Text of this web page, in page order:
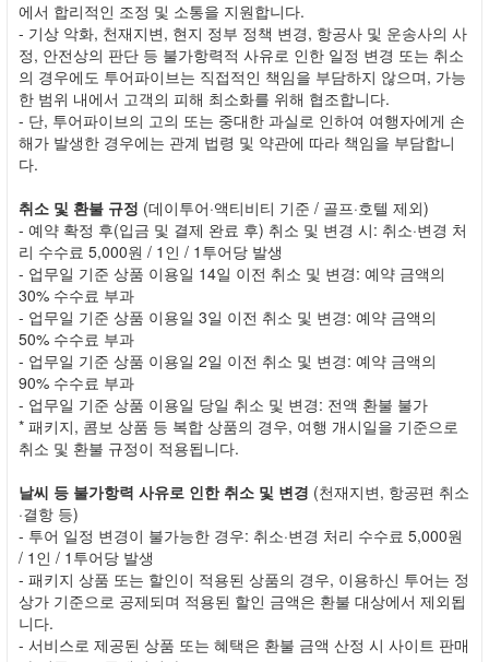
에서 합리적인 조정 및 소통을 지원합니다.
- 기상 악화, 천재지변, 현지 정부 정책 변경, 항공사 및 운송사의 사
정, 안전상의 판단 등 불가항력적 사유로 인한 일정 변경 또는 취소
의 경우에도 투어파이브는 직접적인 책임을 부담하지 않으며, 가능
한 범위 내에서 고객의 피해 최소화를 위해 협조합니다.
- 단, 투어파이브의 고의 또는 중대한 과실로 인하여 여행자에게 손
해가 발생한 경우에는 관계 법령 및 약관에 따라 책임을 부담합니
다.
취소 및 환불 규정 (데이투어·액티비티 기준 / 골프·호텔 제외)
- 예약 확정 후(입금 및 결제 완료 후) 취소 및 변경 시: 취소·변경 처
리 수수료 5,000원 / 1인 / 1투어당 발생
- 업무일 기준 상품 이용일 14일 이전 취소 및 변경: 예약 금액의
30% 수수료 부과
- 업무일 기준 상품 이용일 3일 이전 취소 및 변경: 예약 금액의
50% 수수료 부과
- 업무일 기준 상품 이용일 2일 이전 취소 및 변경: 예약 금액의
90% 수수료 부과
- 업무일 기준 상품 이용일 당일 취소 및 변경: 전액 환불 불가
* 패키지, 콤보 상품 등 복합 상품의 경우, 여행 개시일을 기준으로
취소 및 환불 규정이 적용됩니다.
날씨 등 불가항력 사유로 인한 취소 및 변경 (천재지변, 항공편 취소
·결항 등)
- 투어 일정 변경이 불가능한 경우: 취소·변경 처리 수수료 5,000원
/ 1인 / 1투어당 발생
- 패키지 상품 또는 할인이 적용된 상품의 경우, 이용하신 투어는 정
상가 기준으로 공제되며 적용된 할인 금액은 환불 대상에서 제외됩
니다.
- 서비스로 제공된 상품 또는 혜택은 환불 금액 산정 시 사이트 판매